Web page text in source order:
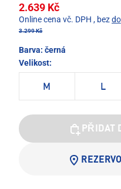
2.639 Kč
Online cena vč. DPH , bez
3.299 Kč
Barva: černá
Velikost:
M L
PŘIDAT